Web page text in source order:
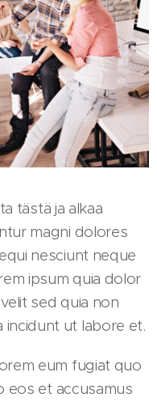
tästä ja alkaa
magni dolores
nesciunt neque
ipsum quia dolor
sed quia non
incidunt ut labore et.
eum fugiat quo
eos et accusamus